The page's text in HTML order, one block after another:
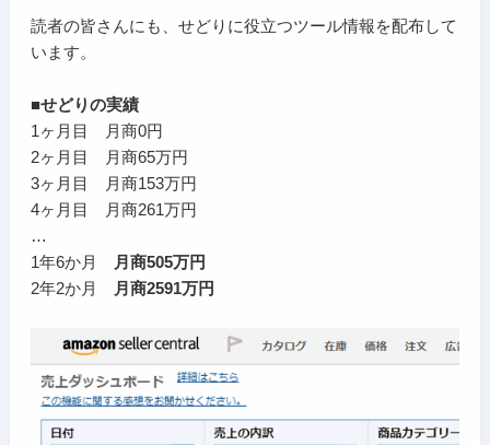
読者の皆さんにも、せどりに役立つツール情報を配布して
います。
■せどりの実績
1ヶ月目 月商0円
2ヶ月目 月商65万円
3ヶ月目 月商153万円
4ヶ月目 月商261万円
…
1年6か月
月商505万円
2年2か月
月商2591万円